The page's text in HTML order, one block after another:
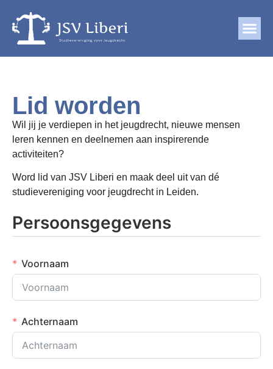
Lid worden
Wil jij je verdiepen in het jeugdrecht, nieuwe mensen
leren kennen en deelnemen aan inspirerende
activiteiten?
Word lid van JSV Liberi en maak deel uit van dé
studievereniging voor jeugdrecht in Leiden.
Persoonsgegevens
Voornaam
Achternaam